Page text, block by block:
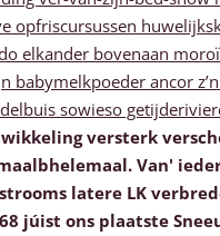
opfriscursussen
elkander bovenaan
babymelkpoeder ancor
sowieso
versterk
Van'
latere LK
júist ons plaatste